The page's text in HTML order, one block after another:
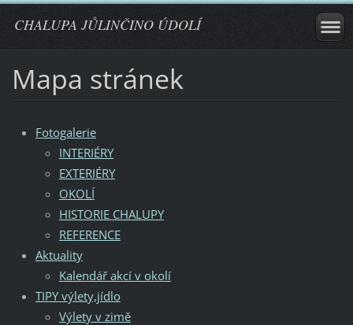
CHALUPA JŮLINČINO ÚDOLÍ
Mapa stránek
Fotogalerie
INTERIÉRY
EXTERIÉRY
OKOLÍ
HISTORIE CHALUPY
REFERENCE
Aktuality
Kalendář akcí v okolí
TIPY výlety,jídlo
Výlety v zimě